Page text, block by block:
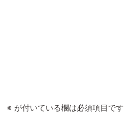
※ が付いている欄は必須項目です